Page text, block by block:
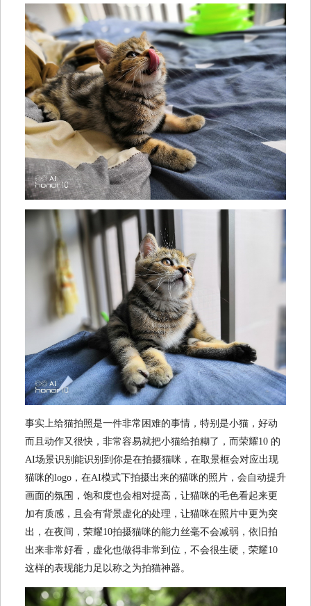
事实上给猫拍照是一件非常困难的事情，特别是小猫，好动
而且动作又很快，非常容易就把小猫给拍糊了，而荣耀10 的
AI场景识别能识别到你是在拍摄猫咪，在取景框会对应出现
猫咪的logo，在AI模式下拍摄出来的猫咪的照片，会自动提升
画面的氛围，饱和度也会相对提高，让猫咪的毛色看起来更
加有质感，且会有背景虚化的处理，让猫咪在照片中更为突
出，在夜间，荣耀10拍摄猫咪的能力丝毫不会减弱，依旧拍
出来非常好看，虚化也做得非常到位，不会很生硬，荣耀10
这样的表现能力足以称之为拍猫神器。